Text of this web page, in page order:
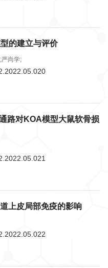
的建立与评价
严尚学;
路对KOA模型大鼠软骨损
上皮局部免疫的影响